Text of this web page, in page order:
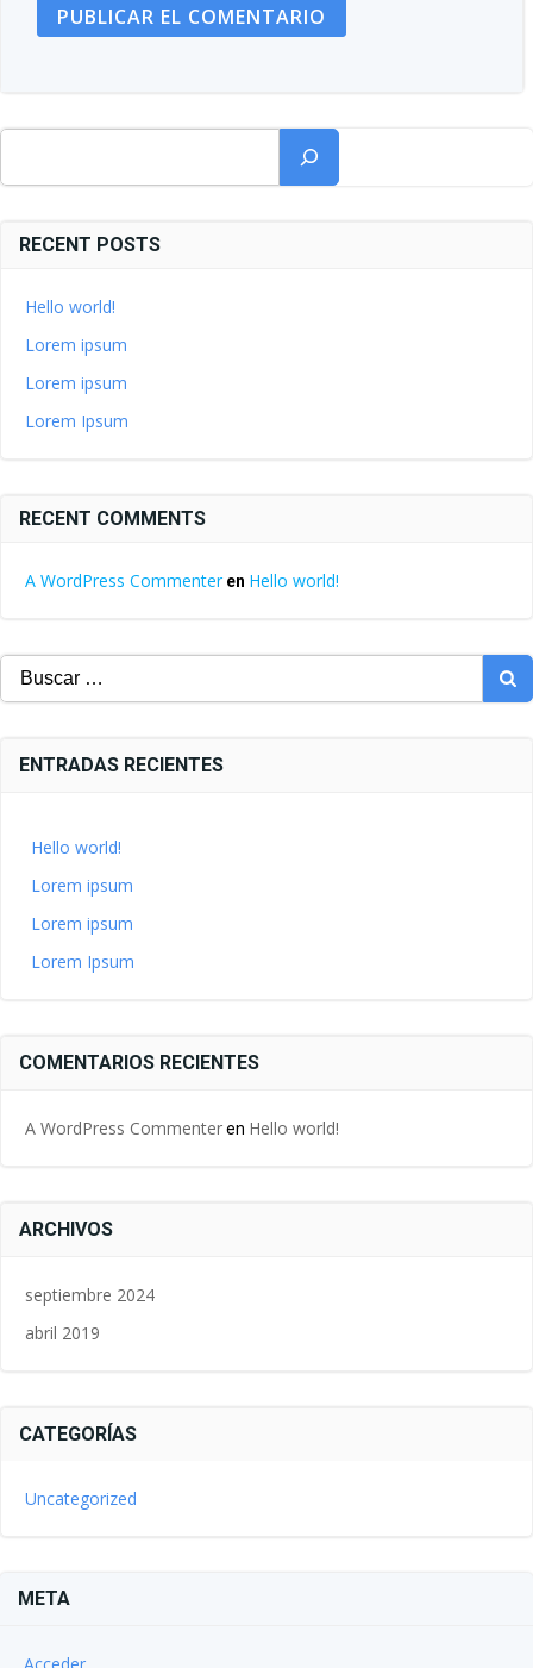
RECENT POSTS
Hello world!
Lorem ipsum
Lorem ipsum
Lorem Ipsum
RECENT COMMENTS
A WordPress Commenteren Hello world!
Buscar:
ENTRADAS RECIENTES
Hello world!
Lorem ipsum
Lorem ipsum
Lorem Ipsum
COMENTARIOS RECIENTES
A WordPress Commenteren Hello world!
ARCHIVOS
septiembre 2024
abril 2019
CATEGORÍAS
Uncategorized
META